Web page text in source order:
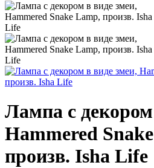
Лампа с
Hammered
произв. Isha Life